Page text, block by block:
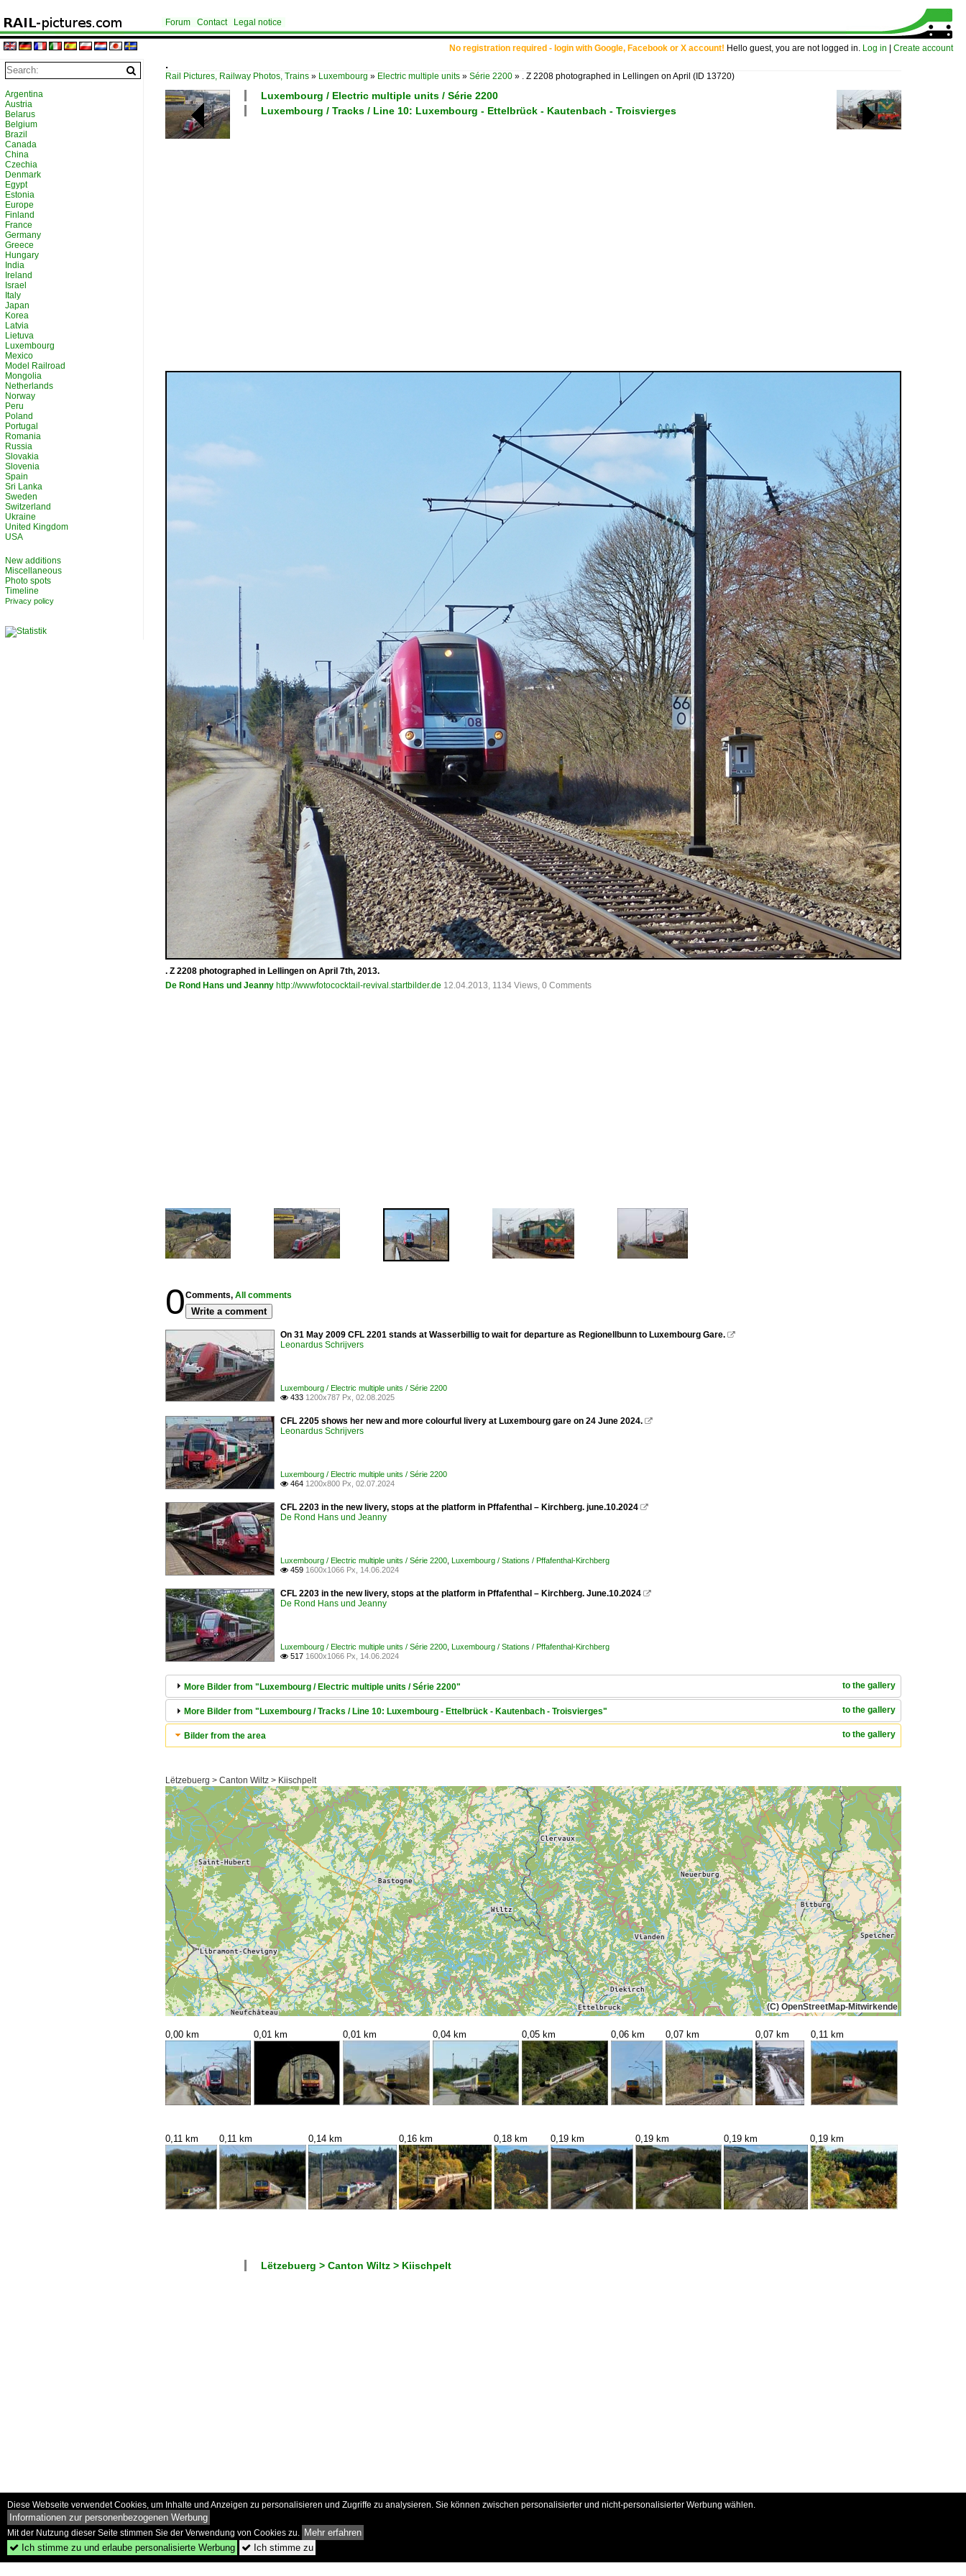
No registration required - login with Google, Facebook or X account! Hello guest, you are not logged in. Log in Create account
Forum Contact Legal notice
.
Rail Pictures, Railway Photos, Trains » Luxembourg » Electric multiple units » Série 2200 » . Z 2208 photographed in Lellingen on April (ID 13720)
Luxembourg / Electric multiple units / Série 2200
Luxembourg / Tracks / Line 10: Luxembourg - Ettelbrück - Kautenbach - Troisvierges
. Z 2208 photographed in Lellingen on April 7th, 2013.
De Rond Hans und Jeanny http://wwwfotococktail-revival.startbilder.de 12.04.2013, 1134 Views, 0 Comments
0Comments, All comments
Write a comment
On 31 May 2009 CFL 2201 stands at Wasserbillig to wait for departure as Regionellbunn to Luxembourg Gare. 
Leonardus Schrijvers
Luxembourg / Electric multiple units / Série 2200
 433 1200x787 Px, 02.08.2025
CFL 2205 shows her new and more colourful livery at Luxembourg gare on 24 June 2024. 
Leonardus Schrijvers
Luxembourg / Electric multiple units / Série 2200
 464 1200x800 Px, 02.07.2024
CFL 2203 in the new livery, stops at the platform in Pffafenthal – Kirchberg. june.10.2024 
De Rond Hans und Jeanny
Luxembourg / Electric multiple units / Série 2200 Luxembourg / Stations / Pffafenthal-Kirchberg
 459 1600x1066 Px, 14.06.2024
CFL 2203 in the new livery, stops at the platform in Pffafenthal – Kirchberg. June.10.2024 
De Rond Hans und Jeanny
Luxembourg / Electric multiple units / Série 2200 Luxembourg / Stations / Pffafenthal-Kirchberg
 517 1600x1066 Px, 14.06.2024
to the gallery
More Bilder from "Luxembourg / Electric multiple units / Série 2200"
to the gallery
More Bilder from "Luxembourg / Tracks / Line 10: Luxembourg - Ettelbrück - Kautenbach - Troisvierges"
to the gallery
Bilder from the area
Lëtzebuerg > Canton Wiltz > Kiischpelt
(C) OpenStreetMap-Mitwirkende
0,00 km 0,01 km 0,01 km 0,04 km 0,05 km 0,06 km 0,07 km 0,07 km 0,11 km
0,11 km 0,11 km 0,14 km 0,16 km 0,18 km 0,19 km 0,19 km 0,19 km 0,19 km
Lëtzebuerg > Canton Wiltz > Kiischpelt
Argentina
Austria
Belarus
Belgium
Brazil
Canada
China
Czechia
Denmark
Egypt
Estonia
Europe
Finland
France
Germany
Greece
Hungary
India
Ireland
Israel
Italy
Japan
Korea
Latvia
Lietuva
Luxembourg
Mexico
Model Railroad
Mongolia
Netherlands
Norway
Peru
Poland
Portugal
Romania
Russia
Slovakia
Slovenia
Spain
Sri Lanka
Sweden
Switzerland
Ukraine
United Kingdom
USA
New additions
Miscellaneous
Photo spots
Timeline
Privacy policy
Diese Webseite verwendet Cookies, um Inhalte und Anzeigen zu personalisieren und Zugriffe zu analysieren. Sie können zwischen personalisierter und nicht-personalisierter Werbung wählen.
Informationen zur personenbezogenen Werbung
Mit der Nutzung dieser Seite stimmen Sie der Verwendung von Cookies zu. Mehr erfahren
 Ich stimme zu und erlaube personalisierte Werbung  Ich stimme zu